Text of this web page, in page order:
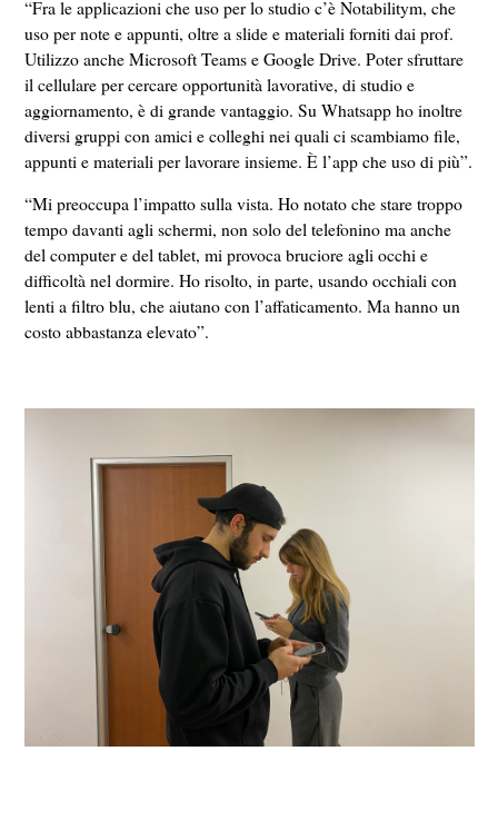
“Fra le applicazioni che uso per lo studio c’è Notabilitym, che
uso per note e appunti, oltre a slide e materiali forniti dai prof.
Utilizzo anche Microsoft Teams e Google Drive. Poter sfruttare
il cellulare per cercare opportunità lavorative, di studio e
aggiornamento, è di grande vantaggio. Su Whatsapp ho inoltre
diversi gruppi con amici e colleghi nei quali ci scambiamo file,
appunti e materiali per lavorare insieme. È l’app che uso di più”.
“Mi preoccupa l’impatto sulla vista. Ho notato che stare troppo
tempo davanti agli schermi, non solo del telefonino ma anche
del computer e del tablet, mi provoca bruciore agli occhi e
difficoltà nel dormire. Ho risolto, in parte, usando occhiali con
lenti a filtro blu, che aiutano con l’affaticamento. Ma hanno un
costo abbastanza elevato”.